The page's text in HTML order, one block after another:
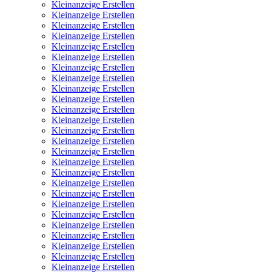
Kleinanzeige Erstellen
Kleinanzeige Erstellen
Kleinanzeige Erstellen
Kleinanzeige Erstellen
Kleinanzeige Erstellen
Kleinanzeige Erstellen
Kleinanzeige Erstellen
Kleinanzeige Erstellen
Kleinanzeige Erstellen
Kleinanzeige Erstellen
Kleinanzeige Erstellen
Kleinanzeige Erstellen
Kleinanzeige Erstellen
Kleinanzeige Erstellen
Kleinanzeige Erstellen
Kleinanzeige Erstellen
Kleinanzeige Erstellen
Kleinanzeige Erstellen
Kleinanzeige Erstellen
Kleinanzeige Erstellen
Kleinanzeige Erstellen
Kleinanzeige Erstellen
Kleinanzeige Erstellen
Kleinanzeige Erstellen
Kleinanzeige Erstellen
Kleinanzeige Erstellen